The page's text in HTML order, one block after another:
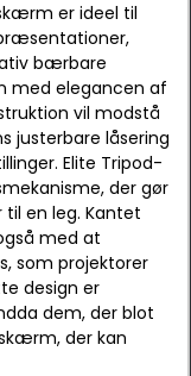
er ideel til
bærbare
med elegancen af
vil modstå
justerbare låsering
Elite Tripod-
der gør
en leg. Kantet
med at
som projektorer
design er
dem, der blot
der kan